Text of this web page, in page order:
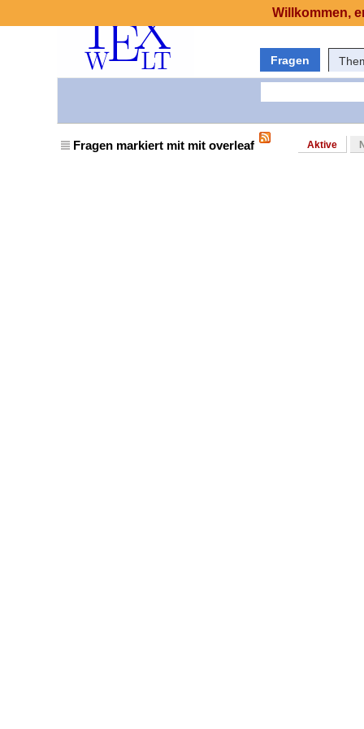
Fragen
Fragen markiert mit mit overleaf Aktive
Willkommen,